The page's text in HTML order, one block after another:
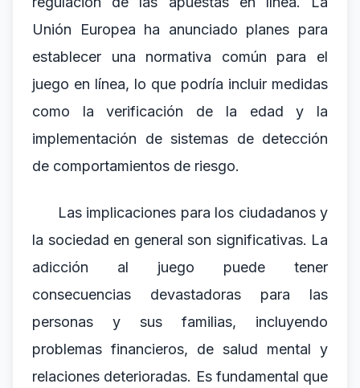
Unión Europea ha anunciado planes para
establecer una normativa común para el
juego en línea, lo que podría incluir medidas
como la verificación de la edad y la
implementación de sistemas de detección
de comportamientos de riesgo.
Las implicaciones para los ciudadanos y
la sociedad en general son significativas. La
adicción al juego puede tener
consecuencias devastadoras para las
personas y sus familias, incluyendo
problemas financieros, de salud mental y
relaciones deterioradas. Es fundamental que